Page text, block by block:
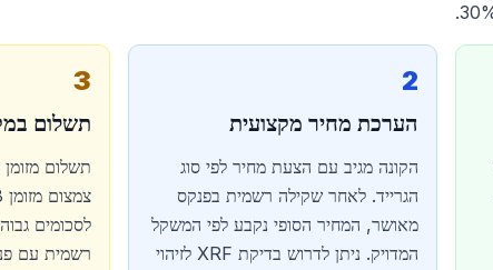
2
הערכת מחיר מקצועית
הקונה מגיב עם הצעת מחיר לפי סוג
הגרייד. לאחר שקילה רשמית בפנקס
מאושר, המחיר הסופי נקבע לפי המשקל
המדויק. ניתן לדרוש בדיקת XRF לזיהוי
3
תשלום
לסכומים
רשמית עם